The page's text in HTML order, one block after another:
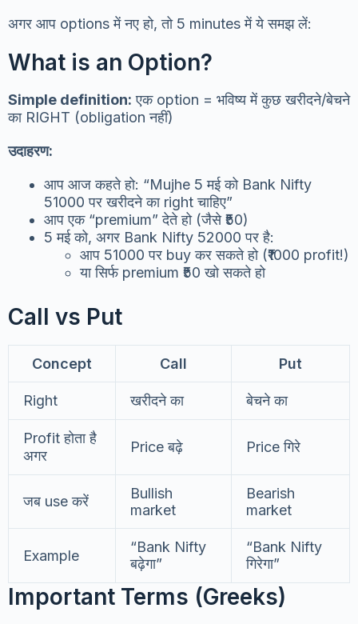
अगर आप options में नए हो, तो 5 minutes में ये समझ लें:
What is an Option?
Simple definition: एक option = भविष्य में कुछ खरीदने/बेचने
का RIGHT (obligation नहीं)
उदाहरण:
आप आज कहते हो: “Mujhe 5 मई को Bank Nifty
51000 पर खरीदने का right चाहिए”
आप एक “premium” देते हो (जैसे ₹50)
5 मई को, अगर Bank Nifty 52000 पर है:
आप 51000 पर buy कर सकते हो (₹1000 profit!)
या सिर्फ premium ₹50 खो सकते हो
Call vs Put
Concept Call Put
Right खरीदने का बेचने का
Profit होता है
अगर
Price बढ़े Price गिरे
जब use करें
Bullish
market
Bearish
market
Example
“Bank Nifty
बढ़ेगा”
“Bank Nifty
गिरेगा”
Important Terms (Greeks)